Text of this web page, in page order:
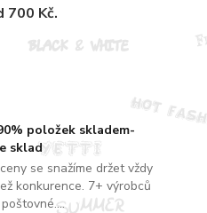
položek skladem-
sklad
se snažíme držet vždy
konkurence. 7+ výrobců
700 Kč.